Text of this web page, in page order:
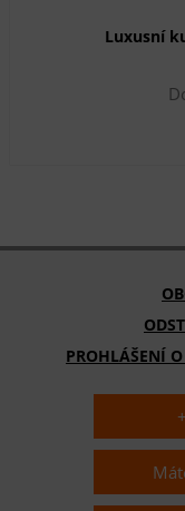
Luxusní
PROHLÁŠENÍ